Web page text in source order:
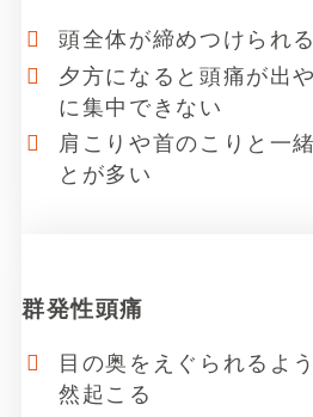
頭全体が締めつけられ
夕方になると頭痛が出
に集中できない
肩こりや首のこりと一
とが多い
ク
群発性頭痛
目の奥をえぐられるよ
然起こる